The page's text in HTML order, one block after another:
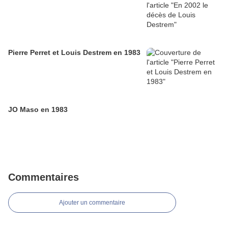
Pierre Perret et Louis Destrem en 1983
JO Maso en 1983
Commentaires
Ajouter un commentaire